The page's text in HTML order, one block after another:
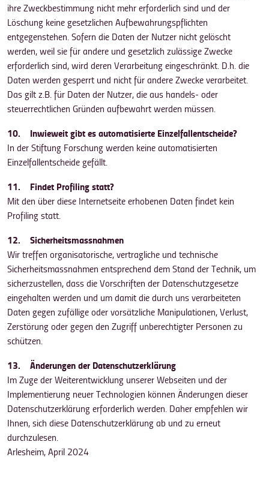
ihre Zweckbestimmung nicht mehr erforderlich sind und der
Löschung keine gesetzlichen Aufbewahrungspflichten
entgegenstehen. Sofern die Daten der Nutzer nicht gelöscht
werden, weil sie für andere und gesetzlich zulässige Zwecke
erforderlich sind, wird deren Verarbeitung eingeschränkt. D.h. die
Daten werden gesperrt und nicht für andere Zwecke verarbeitet.
Das gilt z.B. für Daten der Nutzer, die aus handels- oder
steuerrechtlichen Gründen aufbewahrt werden müssen.
10. Inwieweit gibt es automatisierte Einzelfallentscheide?
In der Stiftung Forschung werden keine automatisierten
Einzelfallentscheide gefällt.
11. Findet Profiling statt?
Mit den über diese Internetseite erhobenen Daten findet kein
Profiling statt.
12. Sicherheitsmassnahmen
Wir treffen organisatorische, vertragliche und technische
Sicherheitsmassnahmen entsprechend dem Stand der Technik, um
sicherzustellen, dass die Vorschriften der Datenschutzgesetze
eingehalten werden und um damit die durch uns verarbeiteten
Daten gegen zufällige oder vorsätzliche Manipulationen, Verlust,
Zerstörung oder gegen den Zugriff unberechtigter Personen zu
schützen.
13. Änderungen der Datenschutzerklärung
Im Zuge der Weiterentwicklung unserer Webseiten und der
Implementierung neuer Technologien können Änderungen dieser
Datenschutzerklärung erforderlich werden. Daher empfehlen wir
Ihnen, sich diese Datenschutzerklärung ab und zu erneut
durchzulesen.
Arlesheim, April 2024